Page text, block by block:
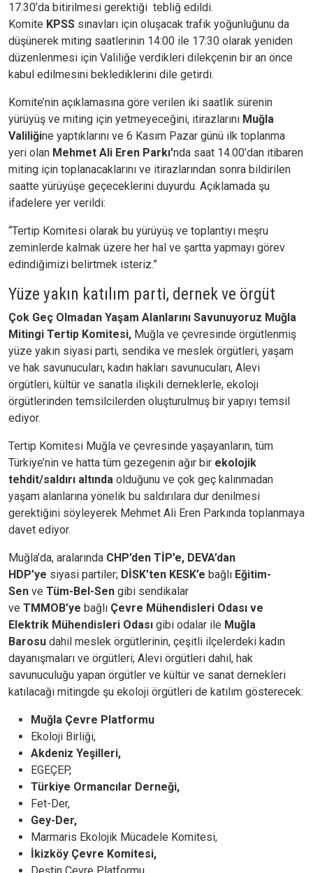
17.30’da bitirilmesi gerektiği tebliğ edildi.
Komite KPSS sınavları için oluşacak trafik yoğunluğunu da
düşünerek miting saatlerinin 14:00 ile 17:30 olarak yeniden
düzenlenmesi için Valiliğe verdikleri dilekçenin bir an önce
kabul edilmesini beklediklerini dile getirdi.
Komite’nin açıklamasına göre verilen iki saatlik sürenin
yürüyüş ve miting için yetmeyeceğini, itirazlarını Muğla
Valiliğine yaptıklarını ve 6 Kasım Pazar günü ilk toplanma
yeri olan Mehmet Ali Eren Parkı’nda saat 14.00’dan itibaren
miting için toplanacaklarını ve itirazlarından sonra bildirilen
saatte yürüyüşe geçeceklerini duyurdu. Açıklamada şu
ifadelere yer verildi:
“Tertip Komitesi olarak bu yürüyüş ve toplantıyı meşru
zeminlerde kalmak üzere her hal ve şartta yapmayı görev
edindiğimizi belirtmek isteriz.”
Yüze yakın katılım parti, dernek ve örgüt
Çok Geç Olmadan Yaşam Alanlarını Savunuyoruz Muğla
Mitingi Tertip Komitesi, Muğla ve çevresinde örgütlenmiş
yüze yakın siyasi parti, sendika ve meslek örgütleri, yaşam
ve hak savunucuları, kadın hakları savunucuları, Alevi
örgütleri, kültür ve sanatla ilişkili derneklerle, ekoloji
örgütlerinden temsilcilerden oluşturulmuş bir yapıyı temsil
ediyor.
Tertip Komitesi Muğla ve çevresinde yaşayanların, tüm
Türkiye’nin ve hatta tüm gezegenin ağır bir ekolojik
tehdit/saldırı altında olduğunu ve çok geç kalınmadan
yaşam alanlarına yönelik bu saldırılara dur denilmesi
gerektiğini söyleyerek Mehmet Ali Eren Parkında toplanmaya
davet ediyor.
Muğla’da, aralarında CHP’den TİP’e, DEVA’dan
HDP’ye siyasi partiler; DİSK’ten KESK’e bağlı Eğitim-
Sen ve Tüm-Bel-Sen gibi sendikalar
ve TMMOB’ye bağlı Çevre Mühendisleri Odası ve
Elektrik Mühendisleri Odası gibi odalar ile Muğla
Barosu dahil meslek örgütlerinin, çeşitli ilçelerdeki kadın
dayanışmaları ve örgütleri; Alevi örgütleri dahil, hak
savunuculuğu yapan örgütler ve kültür ve sanat dernekleri
katılacağı mitingde şu ekoloji örgütleri de katılım gösterecek:
Muğla Çevre Platformu
Ekoloji Birliği,
Akdeniz Yeşilleri,
EGEÇEP,
Türkiye Ormancılar Derneği,
Fet-Der,
Gey-Der,
Marmaris Ekolojik Mücadele Komitesi,
İkizköy Çevre Komitesi,